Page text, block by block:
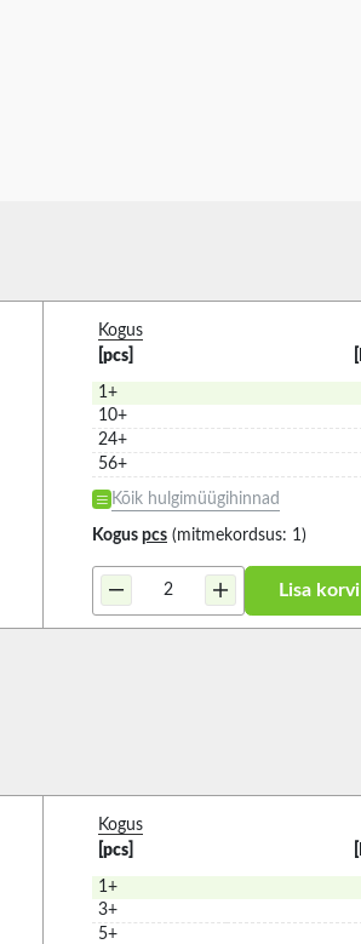
Kogus
[pcs]
1+
10+
24+
56+
Kõik hulgimüügihinnad
Kogus pcs (mitmekordsus: 1)
Lisa korvi
Kogus
[pcs]
1+
3+
5+